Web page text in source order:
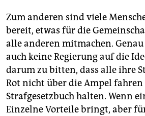
Zum anderen sind viele
bereit, etwas für die
alle anderen mitmachen.
auch keine Regierung auf die
darum zu bitten, dass alle ihre
Rot nicht über die Ampel fahren
Strafgesetzbuch halten. Wenn
Einzelne Vorteile bringt, aber